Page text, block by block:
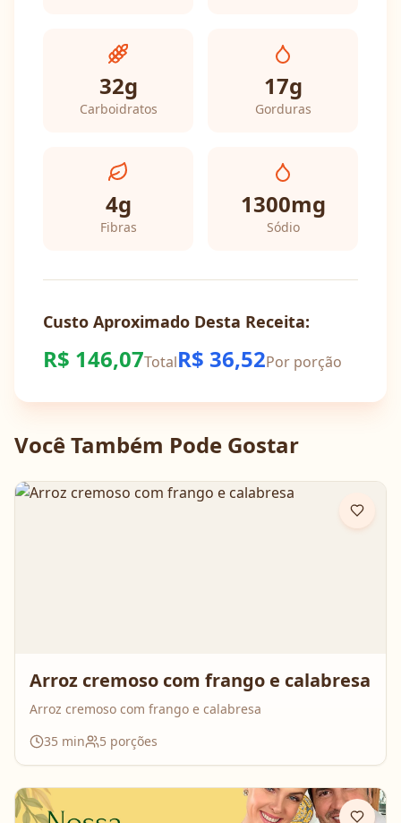
32g
Carboidratos
17g
Gorduras
4g
Fibras
1300mg
Sódio
Custo Aproximado Desta Receita:
R$ 146,07TotalR$ 36,52Por porção
Você Também Pode Gostar
Arroz cremoso com frango e calabresa
Arroz cremoso com frango e calabresa
35 min 5 porções